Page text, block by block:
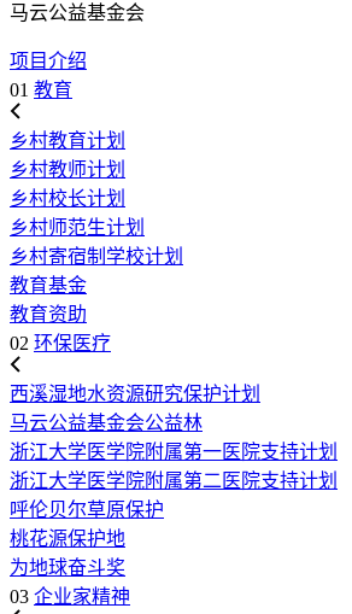
马云公益基金会
项目介绍
01 教育
乡村教育计划
乡村教师计划
乡村校长计划
乡村师范生计划
乡村寄宿制学校计划
教育基金
教育资助
02 环保医疗
西溪湿地水资源研究保护计划
马云公益基金会公益林
浙江大学医学院附属第一医院支持计划
浙江大学医学院附属第二医院支持计划
呼伦贝尔草原保护
桃花源保护地
为地球奋斗奖
03 企业家精神